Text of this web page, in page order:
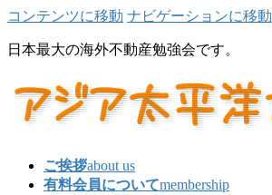
コンテンツに移動 ナビゲーションに移動
日本最大の海外不動産勉強会です。
ご挨拶about us
有料会員についてmembership